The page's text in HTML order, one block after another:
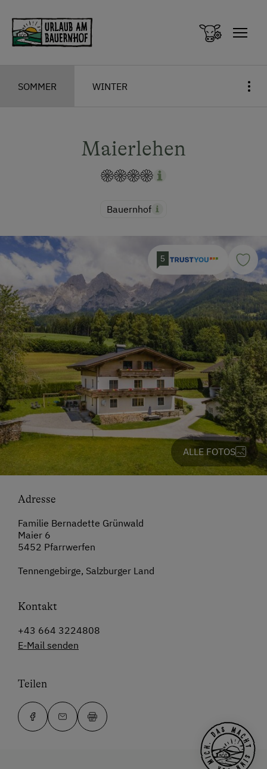
SOMMER WINTER
Maierlehen
Bauernhof
5
ALLE FOTOS
Adresse
Familie Bernadette Grünwald
Maier 6
5452 Pfarrwerfen
Tennengebirge, Salzburger Land
Kontakt
+43 664 3224808
E-Mail senden
Teilen